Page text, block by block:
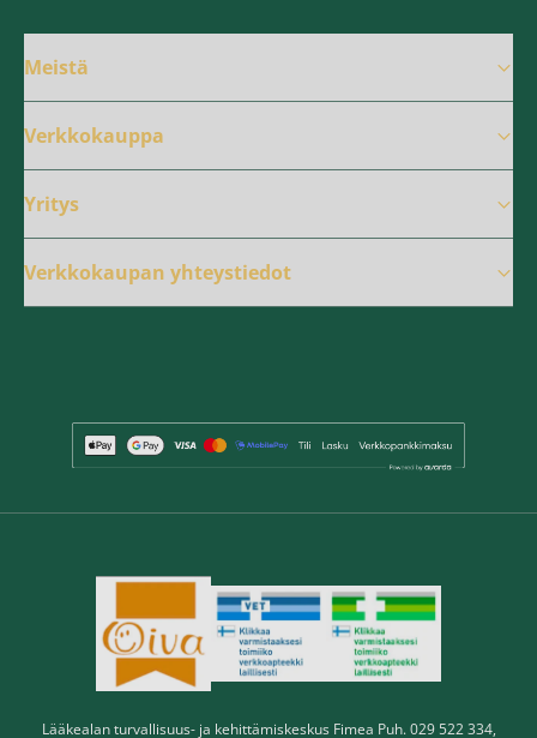
Meistä
Verkkokauppa
Yritys
Verkkokaupan yhteystiedot
Lääkealan turvallisuus- ja kehittämiskeskus Fimea Puh. 029 522 334,